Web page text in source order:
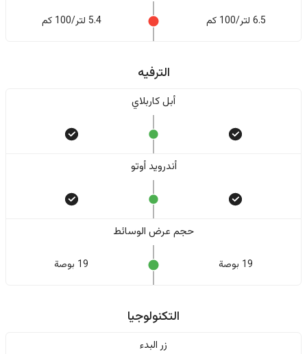
6.5 لتر/100 كم 5.4 لتر/100 كم
الترفيه
أبل كاربلاي
أندرويد أوتو
حجم عرض الوسائط
19 بوصة 19 بوصة
التكنولوجيا
زر البدء